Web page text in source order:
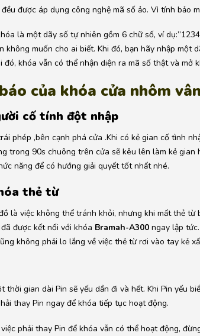
đều được áp dụng công nghệ mã số ảo. Vì tính bảo
là một dãy số tự nhiên gồm 6 chữ số, ví
không muốn cho ai biết. Khi đó, bạn hãy nhập một
đó, khóa vẫn có thể nhận diện ra mã số thật và mở
của khóa cửa nhôm
cố tính đột nhập
phép ,bên cạnh phá cửa .Khi có kẻ gian cố tình
trong 90s chuông trên cửa sẽ kêu lên làm kẻ gian
năng để có hướng giải quyết tốt nhất nhé.
thẻ từ
là việc không thể tránh khỏi, nhưng khi mất thẻ
được kết nối với khóa Bramah-A300 ngay lập
không phải lo lắng về việc thẻ từ rơi vào tay kẻ
thời gian dài Pin sẽ yếu dần đi và hết. Khi Pin yếu
thay Pin ngay để khóa tiếp tục hoạt động.
phải thay Pin để khóa vẫn có thể hoạt động,